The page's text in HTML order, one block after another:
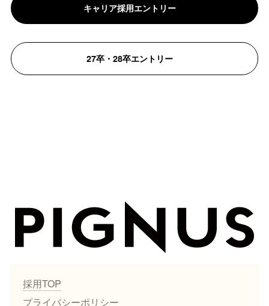
キャリア採用エントリー
27卒・28卒エントリー
採用TOP
プライバシーポリシー